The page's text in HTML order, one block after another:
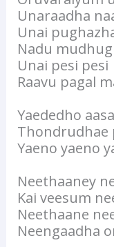
Unaraadha
Unai
Nadu
Unai pesi pesi
Raavu pagal
Yaededho
Thondrudhae
Yaeno yaeno
Neethaaney
Kai veesum
Neethaane
Neengaadha